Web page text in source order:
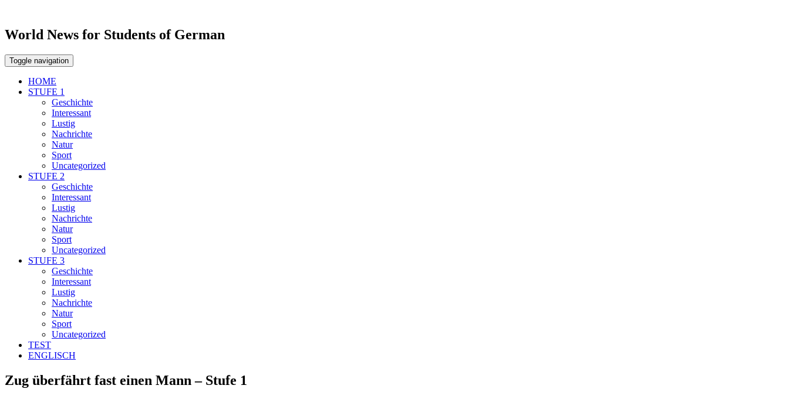
World News for Students of German
Toggle navigation
HOME
STUFE 1
Geschichte
Interessant
Lustig
Nachrichte
Natur
Sport
Uncategorized
STUFE 2
Geschichte
Interessant
Lustig
Nachrichte
Natur
Sport
Uncategorized
STUFE 3
Geschichte
Interessant
Lustig
Nachrichte
Natur
Sport
Uncategorized
TEST
ENGLISCH
Zug überfährt fast einen Mann – Stufe 1